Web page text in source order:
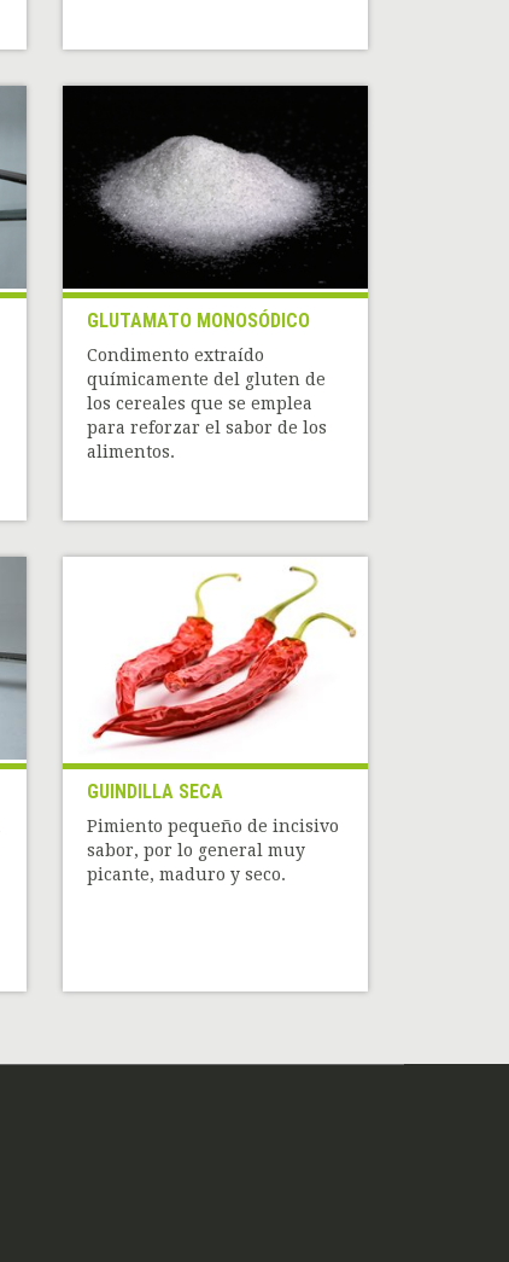
GLUTAMATO MONOSÓDICO
Condimento extraído
químicamente del gluten de
los cereales que se emplea
para reforzar el sabor de los
alimentos.
GUINDILLA SECA
Pimiento pequeño de incisivo
sabor, por lo general muy
picante, maduro y seco.